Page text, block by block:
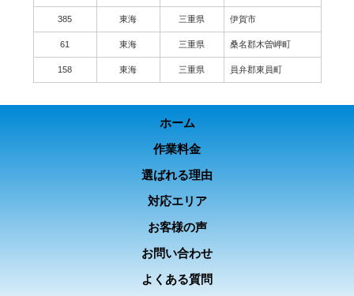
385 東海 三重県 伊賀市
61 東海 三重県 桑名郡木曽岬町
158 東海 三重県 員弁郡東員町
ホーム
作業料金
選ばれる理由
対応エリア
お客様の声
お問い合わせ
よくある質問